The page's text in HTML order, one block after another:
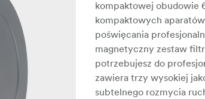
kompaktowej obudowie
kompaktowych
poświęcania
magnetyczny zestaw
potrzebujesz do
zawiera trzy wysokiej
subtelnego rozmycia